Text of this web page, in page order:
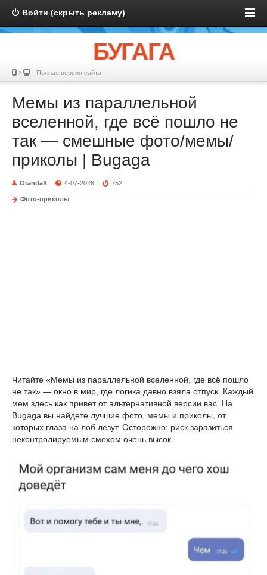
Войти (скрыть рекламу)
БУГАГА
Полная версия сайта
Мемы из параллельной
вселенной, где всё пошло не
так — смешные фото/мемы/
приколы | Bugaga
OrandaX 4-07-2026 752
Фото-приколы
Читайте «Мемы из параллельной вселенной, где всё пошло
не так» — окно в мир, где логика давно взяла отпуск. Каждый
мем здесь как привет от альтернативной версии вас. На
Bugaga вы найдете лучшие фото, мемы и приколы, от
которых глаза на лоб лезут. Осторожно: риск заразиться
неконтролируемым смехом очень высок.